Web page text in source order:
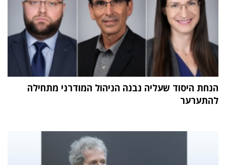
הנחת היסוד שעליה נבנה הניהול המודרני מתחילה
להתערער